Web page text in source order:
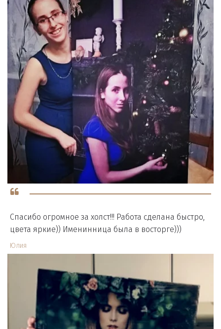
Спасибо огромное за холст!!! Работа сделана быстро,
цвета яркие)) Именинница была в восторге)))
Юлия